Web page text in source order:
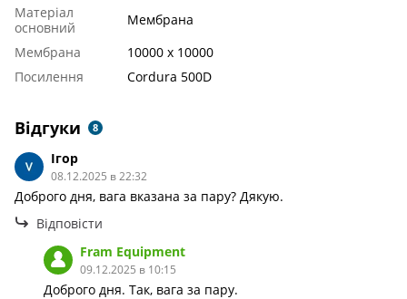
Матеріал
основний
Мембрана
Мембрана
10000 х 10000
Посилення
Cordura 500D
Відгуки 8
Ігор
08.12.2025 в 22:32
Доброго дня, вага вказана за пару? Дякую.
Відповісти
Fram Equipment
09.12.2025 в 10:15
Доброго дня. Так, вага за пару.